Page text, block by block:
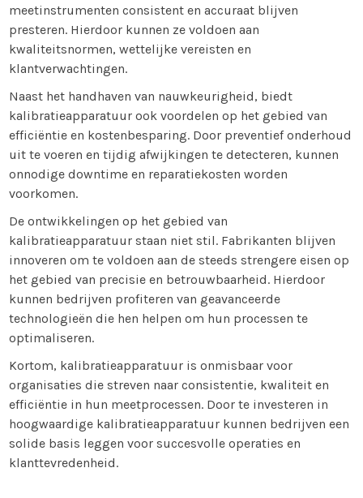
meetinstrumenten consistent en accuraat blijven
presteren. Hierdoor kunnen ze voldoen aan
kwaliteitsnormen, wettelijke vereisten en
klantverwachtingen.
Naast het handhaven van nauwkeurigheid, biedt
kalibratieapparatuur ook voordelen op het gebied van
efficiëntie en kostenbesparing. Door preventief onderhoud
uit te voeren en tijdig afwijkingen te detecteren, kunnen
onnodige downtime en reparatiekosten worden
voorkomen.
De ontwikkelingen op het gebied van
kalibratieapparatuur staan niet stil. Fabrikanten blijven
innoveren om te voldoen aan de steeds strengere eisen op
het gebied van precisie en betrouwbaarheid. Hierdoor
kunnen bedrijven profiteren van geavanceerde
technologieën die hen helpen om hun processen te
optimaliseren.
Kortom, kalibratieapparatuur is onmisbaar voor
organisaties die streven naar consistentie, kwaliteit en
efficiëntie in hun meetprocessen. Door te investeren in
hoogwaardige kalibratieapparatuur kunnen bedrijven een
solide basis leggen voor succesvolle operaties en
klanttevredenheid.